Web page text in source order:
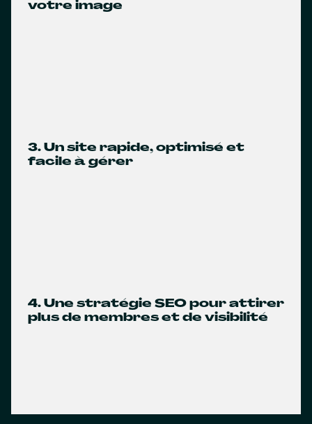
votre image
3. Un site rapide, optimisé et
facile à gérer
4. Une stratégie SEO pour attirer
plus de membres et de visibilité